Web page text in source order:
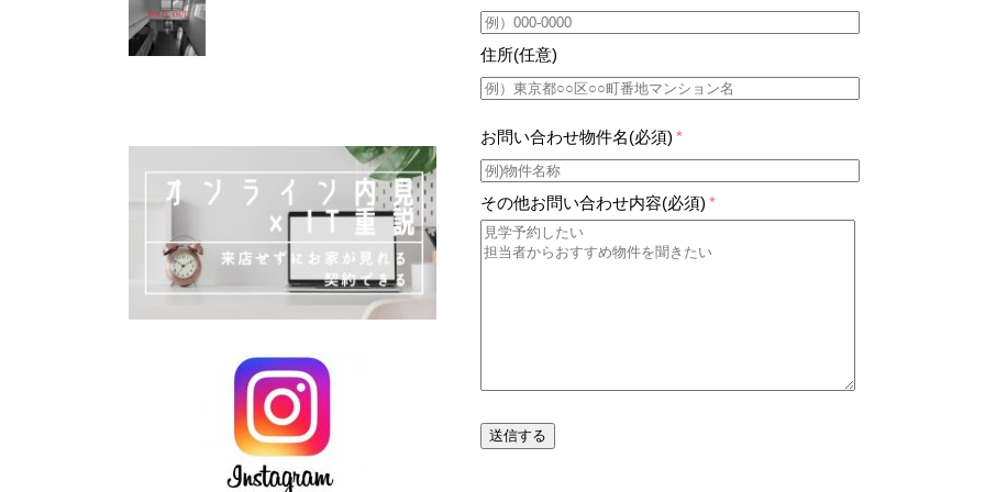
住所(任意)
お問い合わせ物件名(必須) *
その他お問い合わせ内容(必須) *